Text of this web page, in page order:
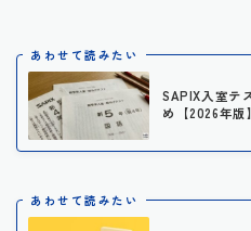
あわせて読みたい
SAPIX入室テ
め【2026年版】
あわせて読みたい